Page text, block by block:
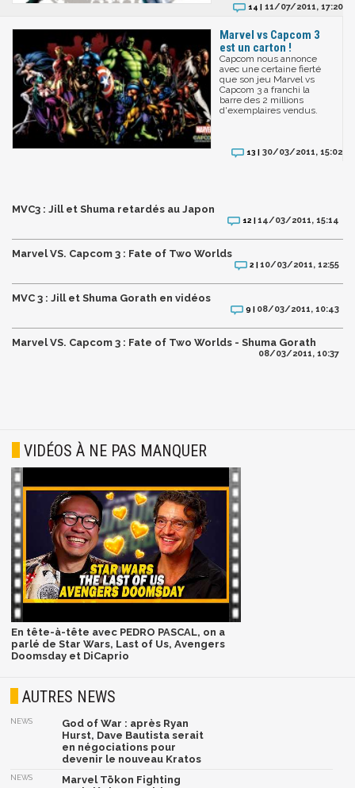
14 | 11/07/2011, 17:20
Marvel vs Capcom 3
est un carton !
Capcom nous annonce
avec une certaine fierté
que son jeu Marvel vs
Capcom 3 a franchi la
barre des 2 millions
d'exemplaires vendus.
13 | 30/03/2011, 15:02
MVC3 : Jill et Shuma retardés au Japon
12 |14/03/2011, 15:14
Marvel VS. Capcom 3 : Fate of Two Worlds
2 |10/03/2011, 12:55
MVC 3 : Jill et Shuma Gorath en vidéos
9 | 08/03/2011, 10:43
Marvel VS. Capcom 3 : Fate of Two Worlds - Shuma Gorath
08/03/2011, 10:37
VIDÉOS À NE PAS MANQUER
En tête-à-tête avec PEDRO PASCAL, on a
parlé de Star Wars, Last of Us, Avengers
Doomsday et DiCaprio
AUTRES NEWS
NEWS
God of War : après Ryan
Hurst, Dave Bautista serait
en négociations pour
devenir le nouveau Kratos
NEWS
Marvel Tōkon Fighting